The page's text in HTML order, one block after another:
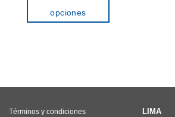
opciones
Las
Términos y condiciones
LIMA